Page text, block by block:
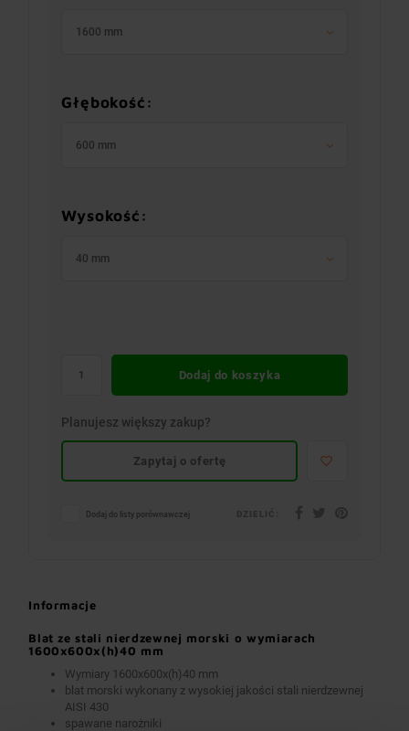
1600 mm
Głębokość:
600 mm
Wysokość:
40 mm
Dodaj do koszyka
Planujesz większy zakup?
Zapytaj o ofertę
Dodaj do listy porównawczej
Informacje
Blat ze stali nierdzewnej morski o wymiarach
1600x600x(h)40 mm
Wymiary 1600x600x(h)40 mm
blat morski wykonany z wysokiej jakości stali nierdzewnej
AISI 430
spawane narożniki